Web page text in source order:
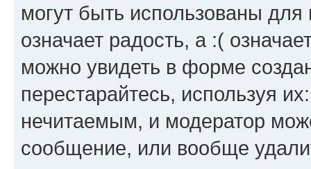
могут быть использованы
означает радость, а :(
можно увидеть в форме
перестарайтесь, используя
нечитаемым, и модератор
сообщение, или вообще